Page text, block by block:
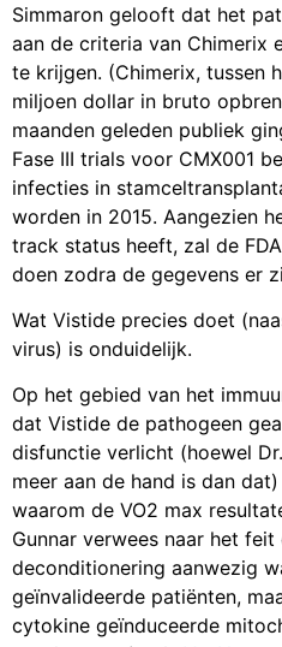
Simmaron gelooft dat het
aan de criteria van Chimerix
te krijgen. (Chimerix, tussen
miljoen dollar in bruto
maanden geleden publiek
Fase III trials voor CMX001
infecties in
worden in 2015. Aangezien
track status heeft, zal de
doen zodra de gegevens er
Wat Vistide precies doet
virus) is onduidelijk.
Op het gebied van het
dat Vistide de pathogeen
disfunctie verlicht (hoewel
meer aan de hand is dan
waarom de VO2 max
Gunnar verwees naar het
deconditionering aanwezig
geïnvalideerde patiënten,
cytokine geïnduceerde